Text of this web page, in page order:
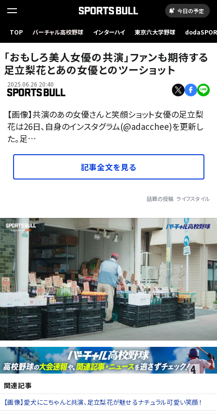
今日の予定
TOP バーチャル高校野球 インターハイ 東京六大学野球
「おもしろ美人女優の共演」ファンも期待する
足立梨花とあの女優とのツーショット
2025.06.26 20:40
【画像】共演のあの女優さんと笑顔ショット女優の足立梨
花は26日、自身のインスタグラム(@adacchee)を更新し
た。足…
記事全文を見る
話題の投稿 ライフスタイル
関連記事
【画像】愛犬にこちゃんと共演、足立梨花が魅せるナチュラル可愛い笑顔！